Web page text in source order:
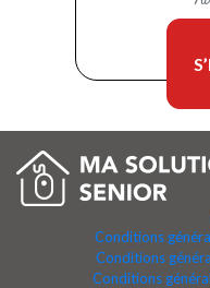
Conditions
Conditions
Conditions